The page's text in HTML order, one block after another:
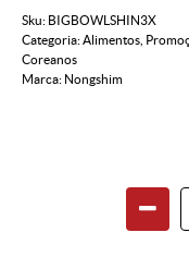
Sku: BIGBOWLSHIN3X
Categoria:Alimentos
Coreanos
Marca: Nongshim